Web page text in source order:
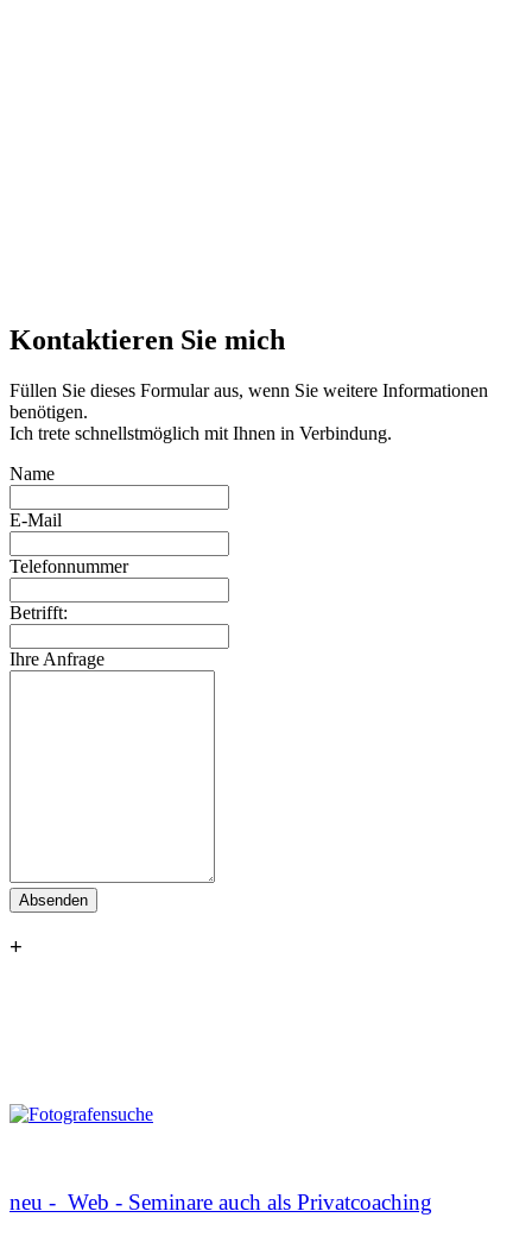
Kontaktieren Sie mich
Füllen Sie dieses Formular aus, wenn Sie weitere Informationen
benötigen.
Ich trete schnellstmöglich mit Ihnen in Verbindung.
Name
E-Mail
Telefonnummer
Betrifft:
Ihre Anfrage
Absenden
+
neu - Web - Seminare auch als Privatcoaching